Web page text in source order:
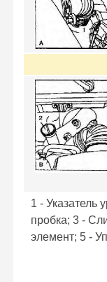
1 - Указатель
пробка; 3 -
элемент; 5 -